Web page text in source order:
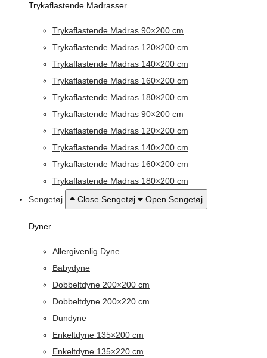
Trykaflastende Madrasser
Trykaflastende Madras 90×200 cm
Trykaflastende Madras 120×200 cm
Trykaflastende Madras 140×200 cm
Trykaflastende Madras 160×200 cm
Trykaflastende Madras 180×200 cm
Trykaflastende Madras 90×200 cm
Trykaflastende Madras 120×200 cm
Trykaflastende Madras 140×200 cm
Trykaflastende Madras 160×200 cm
Trykaflastende Madras 180×200 cm
Sengetøj
Close Sengetøj Open Sengetøj
Dyner
Allergivenlig Dyne
Babydyne
Dobbeltdyne 200×200 cm
Dobbeltdyne 200×220 cm
Dundyne
Enkeltdyne 135×200 cm
Enkeltdyne 135×220 cm